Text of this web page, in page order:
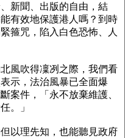
新聞、出版的自由，結
有效地保護港人嗎？到時
箍咒，陷入白色恐怖、人
風吹得凜冽之際，我們看
示，法治風暴已全面爆
案件，「永不放棄維護、
。」
以理先知，也能聽見政府